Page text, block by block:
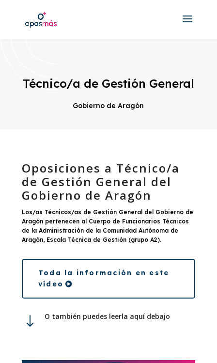
Técnico/a de Gestión General
Gobierno de Aragón
Oposiciones a Técnico/a
de Gestión General del
Gobierno de Aragón
Los/as Técnicos/as de Gestión General del Gobierno de
Aragón pertenecen al Cuerpo de Funcionarios Técnicos
de la Administración de la Comunidad Autónoma de
Aragón, Escala Técnica de Gestión (grupo A2).
Toda la información en este
vídeo
" O también puedes leerla aquí debajo